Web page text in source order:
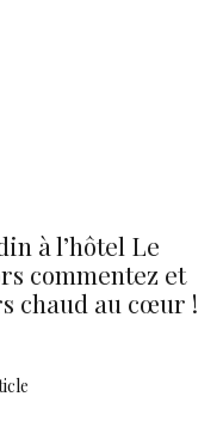
à l’hôtel Le
commentez et
chaud au cœur !